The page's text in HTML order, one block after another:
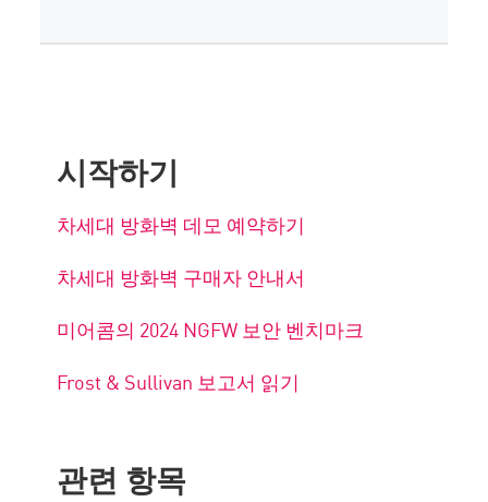
시작하기
차세대 방화벽 데모 예약하기
차세대 방화벽 구매자 안내서
미어콤의 2024 NGFW 보안 벤치마크
Frost & Sullivan 보고서 읽기
관련 항목